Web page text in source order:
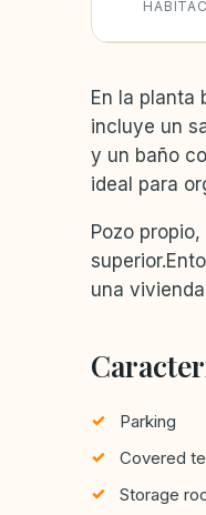
En la planta
incluye un
y un baño
ideal para
Pozo
una
Parking
Covered
Storage